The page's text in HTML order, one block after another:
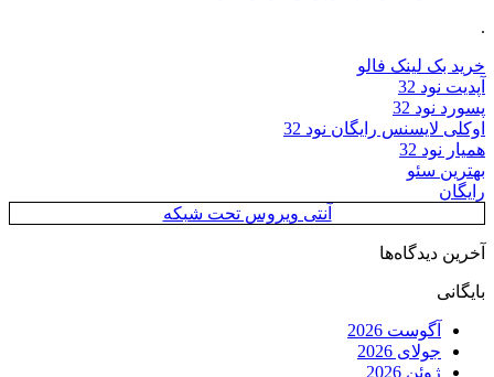
.
خرید بک لینک فالو
آپدیت نود 32
پسورد نود 32
اوکلی لایسنس رایگان نود 32
همیار نود 32
بهترین سئو
رایگان
آنتی ویروس تحت شبکه
آخرین دیدگاه‌ها
بایگانی
آگوست 2026
جولای 2026
ژوئن 2026